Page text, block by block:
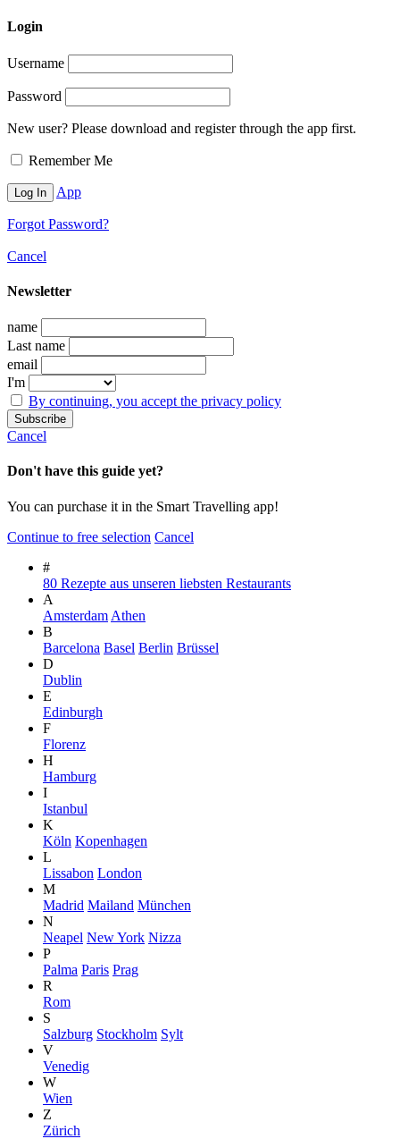
Login
Username
Password
New user? Please download and register through the app first.
Remember Me
App
Forgot Password?
Cancel
Newsletter
name
Last name
email
I'm
By continuing, you accept the privacy policy
Cancel
Don't have this guide yet?
You can purchase it in the Smart Travelling app!
Continue to free selection Cancel
#
80 Rezepte aus unseren liebsten Restaurants
A
Amsterdam Athen
B
Barcelona Basel Berlin Brüssel
D
Dublin
E
Edinburgh
F
Florenz
H
Hamburg
I
Istanbul
K
Köln Kopenhagen
L
Lissabon London
M
Madrid Mailand München
N
Neapel New York Nizza
P
Palma Paris Prag
R
Rom
S
Salzburg Stockholm Sylt
V
Venedig
W
Wien
Z
Zürich